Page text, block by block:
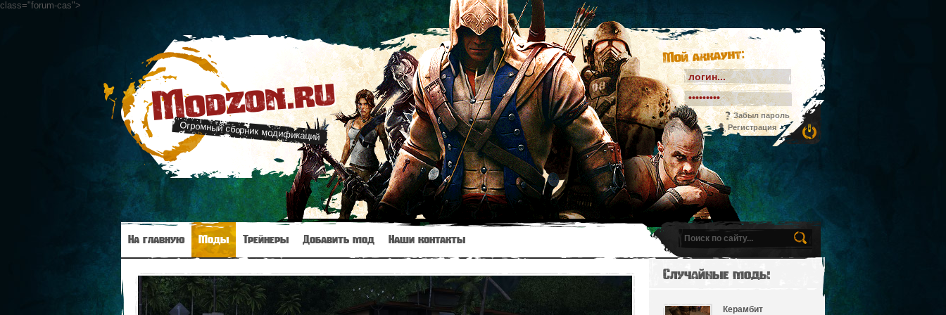
class="forum-cas">
Modzon.ru
Огромный сборник модификаций
Мой аккаунт:
Забыл пароль
Регистрация
На главную Моды Трейнеры Добавить мод Наши контакты
Случайные моды
Керамбит